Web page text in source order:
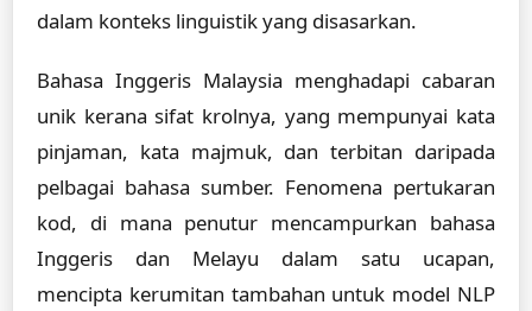
dalam konteks linguistik yang disasarkan.
Bahasa Inggeris Malaysia menghadapi cabaran
unik kerana sifat krolnya, yang mempunyai kata
pinjaman, kata majmuk, dan terbitan daripada
pelbagai bahasa sumber. Fenomena pertukaran
kod, di mana penutur mencampurkan bahasa
Inggeris dan Melayu dalam satu ucapan,
mencipta kerumitan tambahan untuk model NLP